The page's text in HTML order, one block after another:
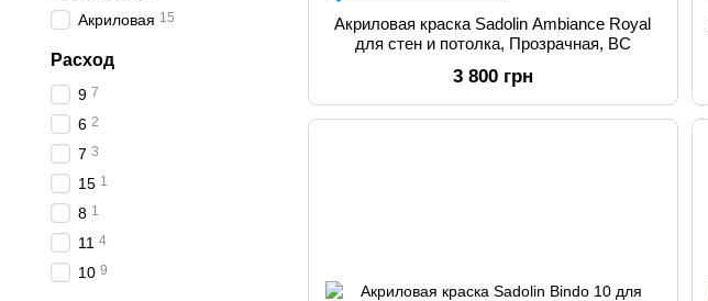
Акриловая краска Sadolin Ambiance Royal
для стен и потолка, Прозрачная, BС
3 800 грн
Акриловая 15
Расход
9 7
6 2
7 3
15 1
8 1
11 4
10 9